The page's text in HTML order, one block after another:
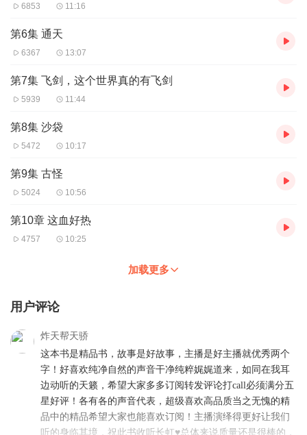
6853 11:16
第6集 通天
6367 13:07
第7集 飞剑，这个世界真的有飞剑
5939 11:44
第8集 沙袋
5472 10:17
第9集 古怪
5024 10:56
第10章 这血好热
4757 10:25
加载更多
用户评论
炸天帮天骄
这本书是精品书，故事是好故事，主播是好主播就优秀两个
字！好喜欢纯净自然的声音干净纯粹娓娓道来，如同在我耳
边动听的天籁，希望大家多多订阅转发评论打call必须满分五
星好评！各有各的声音代表，超级喜欢高品质当之无愧的精
品中的精品希望大家也能喜欢订阅！主播演绎得更好让我们
听的身临其境，祝此书收听长虹♥️总体来说质量还是很棒的，